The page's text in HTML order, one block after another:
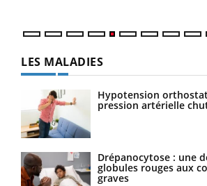
LES MALADIES
Hypotension
pression artérielle
Drépanocytose : une
globules rouges aux
graves